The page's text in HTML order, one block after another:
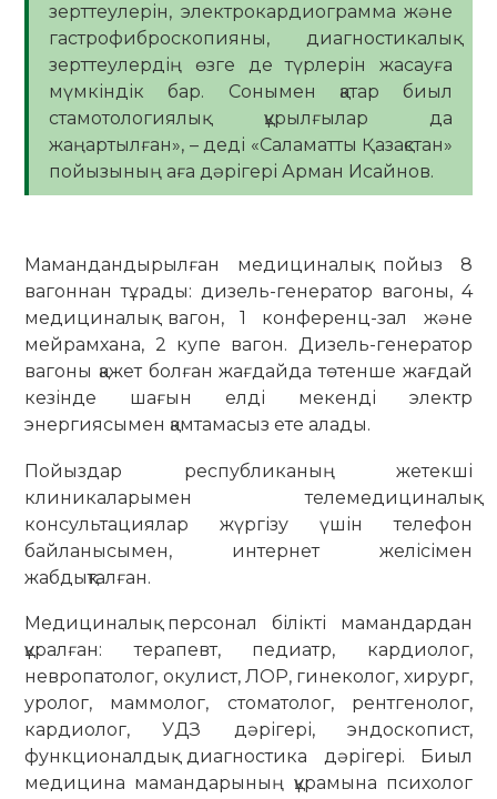
зерттеулерін, электрокардиограмма және
гастрофиброскопияны, диагностикалық
зерттеулердің өзге де түрлерін жасауға
мүмкіндік бар. Сонымен қатар биыл
стамотологиялық құрылғылар да
жаңартылған», – деді «Саламатты Қазақстан»
пойызының аға дәрігері Арман Исайнов.
Мамандандырылған медициналық пойыз 8
вагоннан тұрады: дизель-генератор вагоны, 4
медициналық вагон, 1 конференц-зал және
мейрамхана, 2 купе вагон. Дизель-генератор
вагоны қажет болған жағдайда төтенше жағдай
кезінде шағын елді мекенді электр
энергиясымен қамтамасыз ете алады.
Пойыздар республиканың жетекші
клиникаларымен телемедициналық
консультациялар жүргізу үшін телефон
байланысымен, интернет желісімен
жабдықталған.
Медициналық персонал білікті мамандардан
құралған: терапевт, педиатр, кардиолог,
невропатолог, окулист, ЛОР, гинеколог, хирург,
уролог, маммолог, стоматолог, рентгенолог,
кардиолог, УДЗ дәрігері, эндоскопист,
функционалдық диагностика дәрігері. Биыл
медицина мамандарының құрамына психолог